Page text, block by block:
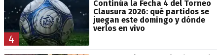
4
Continúa la Fecha 4 del Torneo
Clausura 2026: qué partidos se
juegan este domingo y dónde
verlos en vivo